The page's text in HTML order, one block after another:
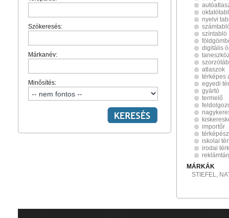
Szókeresés:
Márkanév:
Minősítés:
nyelvi
színtabló
digitális
atlaszok
térképes
egyedi
gyártó
termelő
importőr
iskolai
irodai
MÁRKÁK
STIEFEL,